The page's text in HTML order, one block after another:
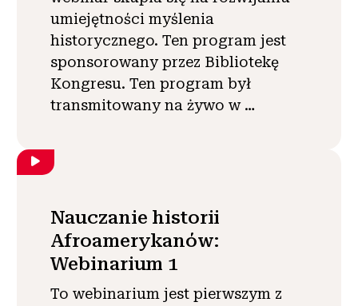
umiejętności myślenia
historycznego. Ten program jest
sponsorowany przez Bibliotekę
Kongresu. Ten program był
transmitowany na żywo w …
Nauczanie historii
Afroamerykanów:
Webinarium 1
To webinarium jest pierwszym z